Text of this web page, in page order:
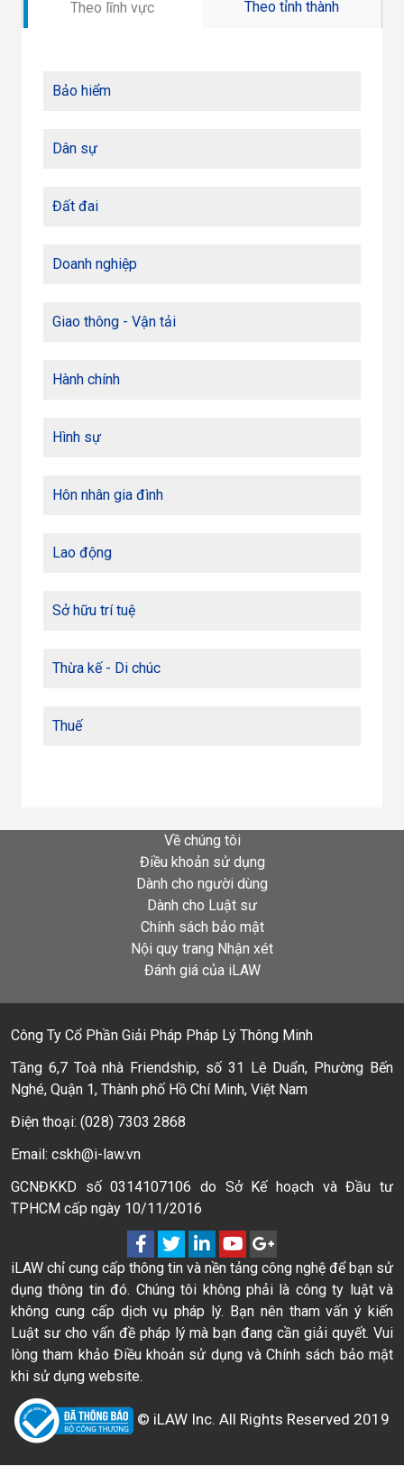
Theo lĩnh vực Theo tỉnh thành
Bảo hiểm
Dân sự
Đất đai
Doanh nghiệp
Giao thông - Vận tải
Hành chính
Hình sự
Hôn nhân gia đình
Lao động
Sở hữu trí tuệ
Thừa kế - Di chúc
Thuế
Về chúng tôi
Điều khoản sử dụng
Dành cho người dùng
Dành cho Luật sư
Chính sách bảo mật
Nội quy trang Nhận xét
Đánh giá của iLAW
Công Ty Cổ Phần Giải Pháp Pháp Lý Thông Minh
Tầng 6,7 Toà nhà Friendship, số 31 Lê Duẩn, Phường Bến
Nghé, Quận 1, Thành phố Hồ Chí Minh, Việt Nam
Điện thoại: (028) 7303 2868
Email: cskh@i-law.vn
GCNĐKKD số 0314107106 do Sở Kế hoạch và Đầu tư
TPHCM cấp ngày 10/11/2016
iLAW chỉ cung cấp thông tin và nền tảng công nghệ để bạn sử
dụng thông tin đó. Chúng tôi không phải là công ty luật và
không cung cấp dịch vụ pháp lý. Bạn nên tham vấn ý kiến
Luật sư cho vấn đề pháp lý mà bạn đang cần giải quyết. Vui
lòng tham khảo Điều khoản sử dụng và Chính sách bảo mật
khi sử dụng website.
© iLAW Inc. All Rights Reserved 2019